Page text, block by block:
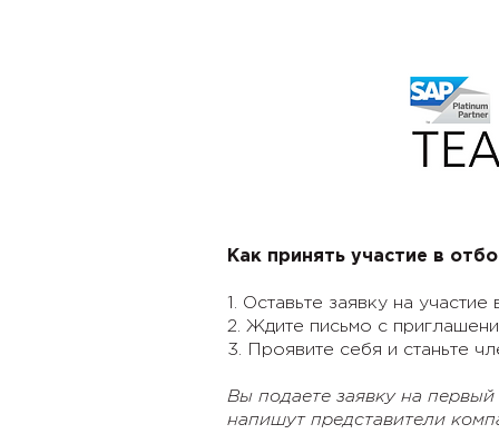
Как принять участие в
1. Оставьте заявку на
2. Ждите письмо с
3. Проявите себя и станьте
Вы подаете заявку на
напишут представители